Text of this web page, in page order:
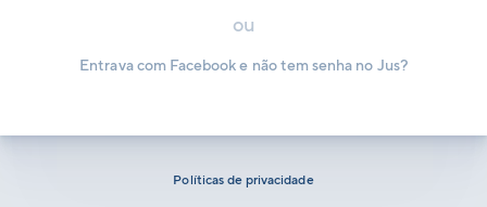
ou
Entrava com Facebook e não tem senha no Jus?
Políticas de privacidade